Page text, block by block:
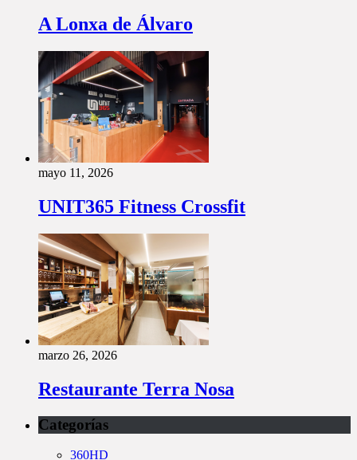
A Lonxa de Álvaro
mayo 11, 2026
UNIT365 Fitness Crossfit
marzo 26, 2026
Restaurante Terra Nosa
Categorías
360HD